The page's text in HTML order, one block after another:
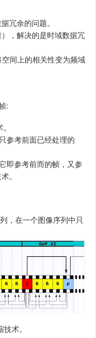
冗余的问题。
，解决的是时域数据冗
间上的相关性变为频域
:
参考前面已经处理的
即参考前而的帧，又参
。
，在一个图像序列中只
术。